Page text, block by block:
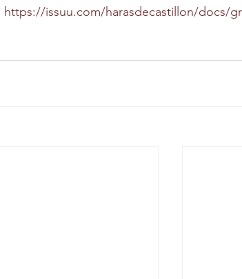
https://issuu.com/harasdecastillon/docs/